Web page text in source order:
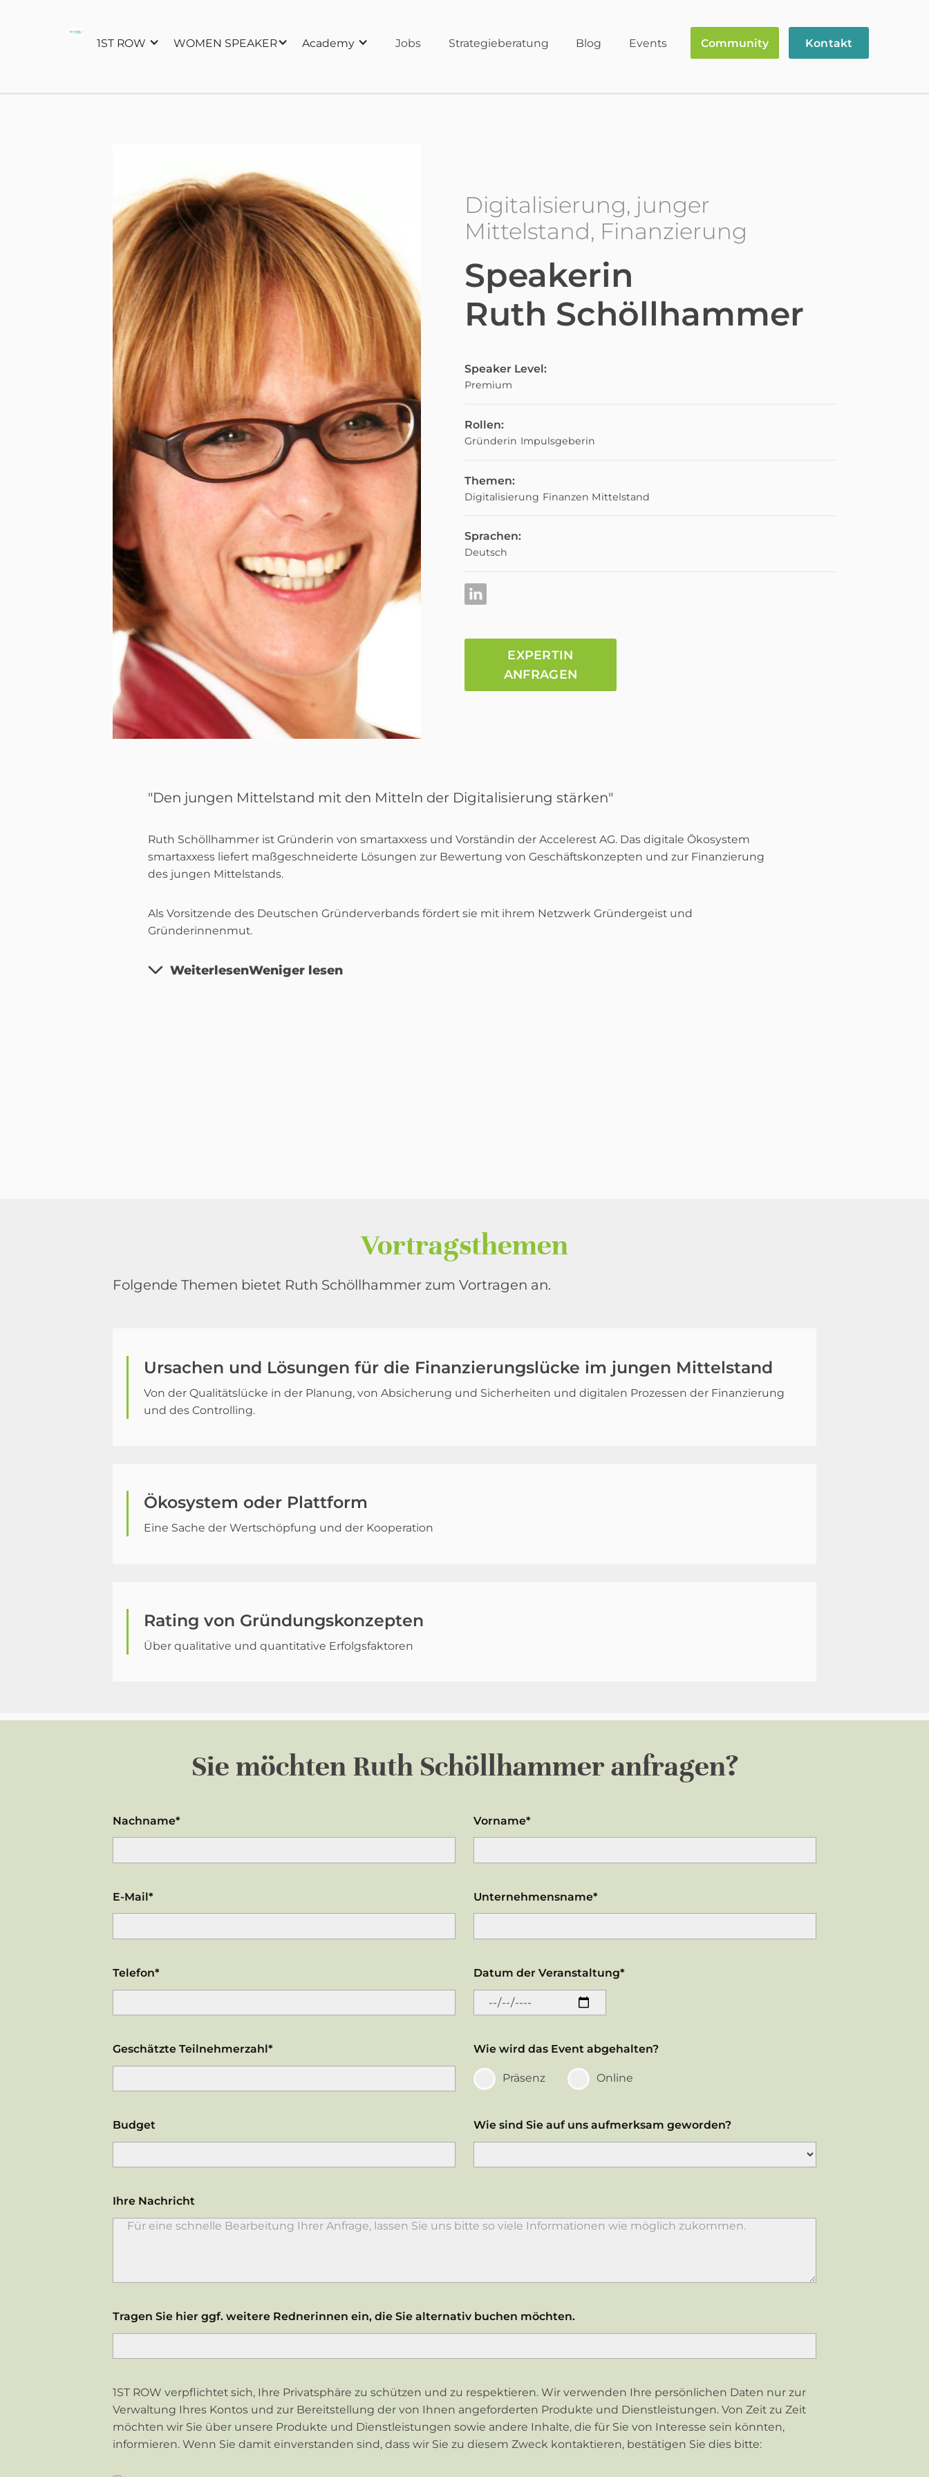
1ST ROW WOMEN SPEAKER Academy Jobs Strategieberatung Blog Events Community Kontakt
Digitalisierung, junger
Mittelstand, Finanzierung
Speakerin
Ruth Schöllhammer
Speaker Level:
Premium
Rollen:
Gründerin Impulsgeberin
Themen:
Digitalisierung Finanzen Mittelstand
Sprachen:
Deutsch
EXPERTIN
ANFRAGEN
"Den jungen Mittelstand mit den Mitteln der Digitalisierung stärken"
Ruth Schöllhammer ist Gründerin von smartaxxess und Vorständin der Accelerest AG. Das digitale Ökosystem
smartaxxess liefert maßgeschneiderte Lösungen zur Bewertung von Geschäftskonzepten und zur Finanzierung
des jungen Mittelstands.
Als Vorsitzende des Deutschen Gründerverbands fördert sie mit ihrem Netzwerk Gründergeist und
Gründerinnenmut.
WeiterlesenWeniger lesen
Vortragsthemen
Folgende Themen bietet Ruth Schöllhammer zum Vortragen an.
Ursachen und Lösungen für die Finanzierungslücke im jungen Mittelstand
Von der Qualitätslücke in der Planung, von Absicherung und Sicherheiten und digitalen Prozessen der Finanzierung
und des Controlling.
Ökosystem oder Plattform
Eine Sache der Wertschöpfung und der Kooperation
Rating von Gründungskonzepten
Über qualitative und quantitative Erfolgsfaktoren
Sie möchtenRuth Schöllhammer anfragen?
Nachname* Vorname*
E-Mail* Unternehmensname*
Telefon* Datum der Veranstaltung*
Geschätzte Teilnehmerzahl* Wie wird das Event abgehalten?
Präsenz Online
Budget Wie sind Sie auf uns aufmerksam geworden?
Ihre Nachricht
Tragen Sie hier ggf. weitere Rednerinnen ein, die Sie alternativ buchen möchten.
1ST ROW verpflichtet sich, Ihre Privatsphäre zu schützen und zu respektieren. Wir verwenden Ihre persönlichen Daten nur zur
Verwaltung Ihres Kontos und zur Bereitstellung der von Ihnen angeforderten Produkte und Dienstleistungen. Von Zeit zu Zeit
möchten wir Sie über unsere Produkte und Dienstleistungen sowie andere Inhalte, die für Sie von Interesse sein könnten,
informieren. Wenn Sie damit einverstanden sind, dass wir Sie zu diesem Zweck kontaktieren, bestätigen Sie dies bitte: